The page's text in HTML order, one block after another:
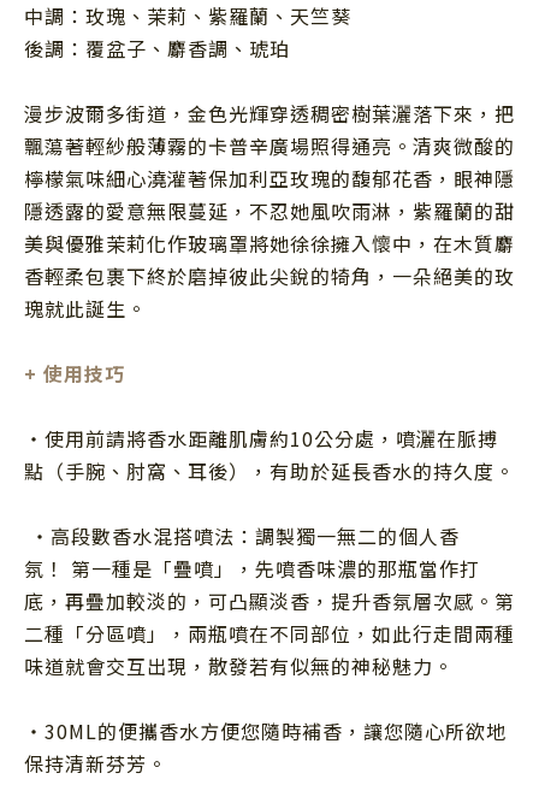
中調：玫瑰、茉莉、紫羅蘭、天竺葵
後調：覆盆子、麝香調、琥珀
漫步波爾多街道，金色光輝穿透稠密樹葉灑落下來，把
飄蕩著輕紗般薄霧的卡普辛廣場照得通亮。清爽微酸的
檸檬氣味細心澆灌著保加利亞玫瑰的馥郁花香，眼神隱
隱透露的愛意無限蔓延，不忍她風吹雨淋，紫羅蘭的甜
美與優雅茉莉化作玻璃罩將她徐徐擁入懷中，在木質麝
香輕柔包裹下終於磨掉彼此尖銳的犄角，一朵絕美的玫
瑰就此誕生。
+ 使用技巧
・使用前請將香水距離肌膚約10公分處，噴灑在脈搏
點（手腕、肘窩、耳後），有助於延長香水的持久度。
・高段數香水混搭噴法：調製獨一無二的個人香
氛！ 第一種是「疊噴」，先噴香味濃的那瓶當作打
底，再疊加較淡的，可凸顯淡香，提升香氛層次感。第
二種「分區噴」，兩瓶噴在不同部位，如此行走間兩種
味道就會交互出現，散發若有似無的神秘魅力。
・ 30ML的便攜香水方便您隨時補香，讓您隨心所欲地
保持清新芬芳。